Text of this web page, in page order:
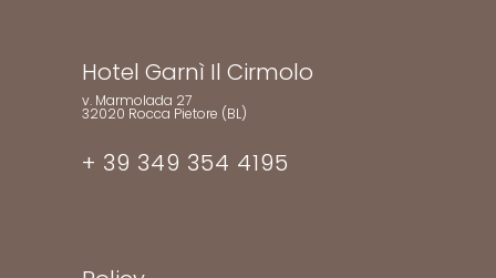
Hotel Garnì Il Cirmolo
v. Marmolada 27
32020 Rocca Pietore (BL)
+ 39 349 354 4195